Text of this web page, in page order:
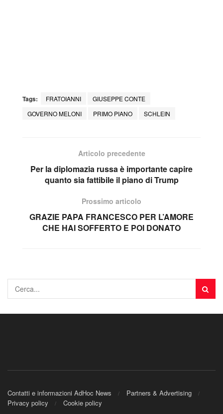
Tags: FRATOIANNI
GIUSEPPE CONTE
GOVERNO MELONI
PRIMO PIANO SCHLEIN
Articolo precedente
Per la diplomazia russa è importante capire
quanto sia fattibile il piano di Trump
Prossimo articolo
GRAZIE PAPA FRANCESCO PER L’AMORE
CHE HAI SOFFERTO E POI DONATO
Contatti e informazioni AdHoc News
Partners & Advertising
Privacy policy
Cookie policy